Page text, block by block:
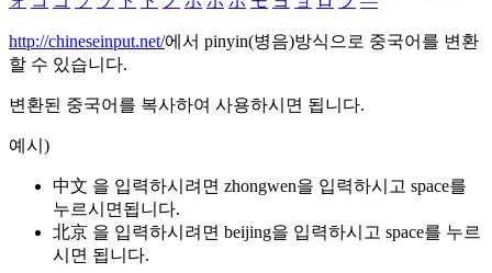
http://chineseinput.net/에서 pinyin(병음)방식으로 중국어를 변환
할 수 있습니다.
변환된 중국어를 복사하여 사용하시면 됩니다.
예시)
中文 을 입력하시려면 zhongwen을 입력하시고 space를
누르시면됩니다.
北京 을 입력하시려면 beijing을 입력하시고 space를 누르
시면 됩니다.